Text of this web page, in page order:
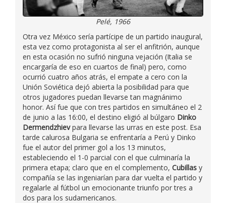
Pelé, 1966
Otra vez México sería partícipe de un partido inaugural,
esta vez como protagonista al ser el anfitrión, aunque
en esta ocasión no sufrió ninguna vejación (Italia se
encargaría de eso en cuartos de final) pero, como
ocurrió cuatro años atrás, el empate a cero con la
Unión Soviética dejó abierta la posibilidad para que
otros jugadores puedan llevarse tan magnánimo
honor. Así fue que con tres partidos en simultáneo el 2
de junio a las 16:00, el destino eligió al búlgaro Dinko
Dermendzhievpara llevarse las urras en este post. Esa
tarde calurosa Bulgaria se enfrentaría a Perú y Dinko
fue el autor del primer gol a los 13 minutos,
estableciendo el 1-0 parcial con el que culminaría la
primera etapa; claro que en el complemento, Cubillas y
compañía se las ingeniarían para dar vuelta el partido y
regalarle al fútbol un emocionante triunfo por tres a
dos para los sudamericanos.